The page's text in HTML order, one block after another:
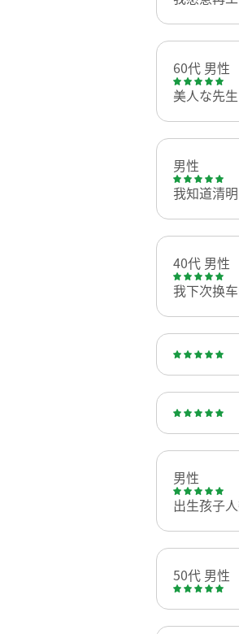
60代 男性
美人な先
男性
我知道清
40代 男性
我下次换
男性
出生孩子
50代 男性